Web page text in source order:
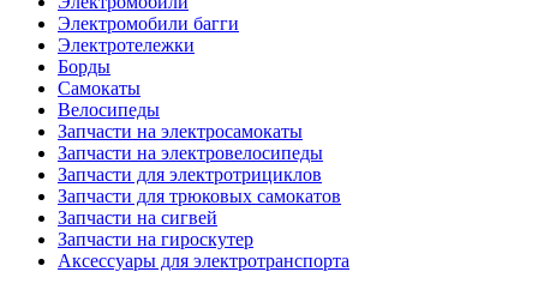
Электромобили багги
Электротележки
Борды
Самокаты
Велосипеды
Запчасти на электросамокаты
Запчасти на электровелосипеды
Запчасти для электротрициклов
Запчасти для трюковых самокатов
Запчасти на сигвей
Запчасти на гироскутер
Аксессуары для электротранспорта